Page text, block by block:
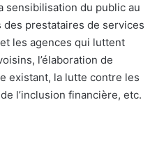
sensibilisation du public au
prestataires de services
les agences qui luttent
l’élaboration de
existant, la lutte contre les
l’inclusion financière, etc.